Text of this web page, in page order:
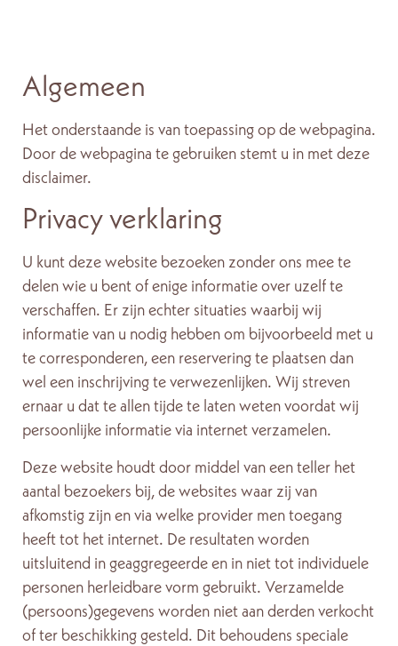
Algemeen
Het onderstaande is van toepassing op de webpagina.
Door de webpagina te gebruiken stemt u in met deze
disclaimer.
Privacy verklaring
U kunt deze website bezoeken zonder ons mee te
delen wie u bent of enige informatie over uzelf te
verschaffen. Er zijn echter situaties waarbij wij
informatie van u nodig hebben om bijvoorbeeld met u
te corresponderen, een reservering te plaatsen dan
wel een inschrijving te verwezenlijken. Wij streven
ernaar u dat te allen tijde te laten weten voordat wij
persoonlijke informatie via internet verzamelen.
Deze website houdt door middel van een teller het
aantal bezoekers bij, de websites waar zij van
afkomstig zijn en via welke provider men toegang
heeft tot het internet. De resultaten worden
uitsluitend in geaggregeerde en in niet tot individuele
personen herleidbare vorm gebruikt. Verzamelde
(persoons)gegevens worden niet aan derden verkocht
of ter beschikking gesteld. Dit behoudens speciale